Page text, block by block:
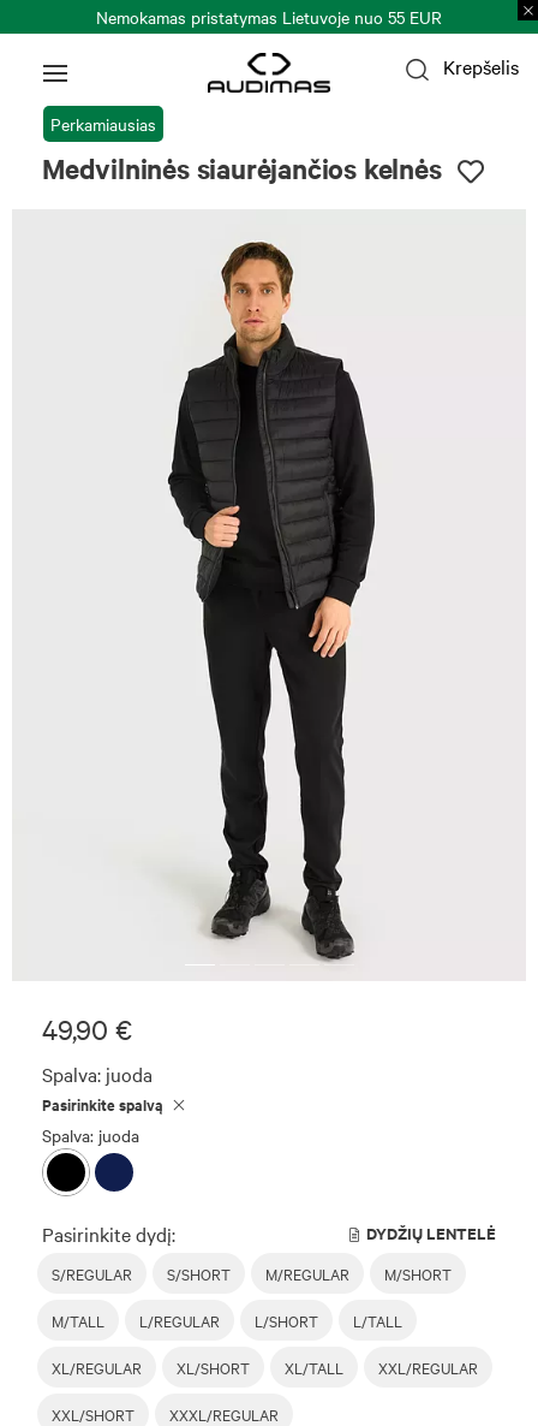
Nemokamas pristatymas Lietuvoje nuo 55 EUR
Krepšelis
Perkamiausias
Medvilninės siaurėjančios kelnės
49,90 €
Spalva: juoda
Pasirinkite spalvą
Spalva: juoda
Pasirinkite dydį: DYDŽIŲ LENTELĖ
S/REGULAR S/SHORT M/REGULAR M/SHORT
M/TALL L/REGULAR L/SHORT L/TALL
XL/REGULAR XL/SHORT XL/TALL XXL/REGULAR
XXL/SHORT XXXL/REGULAR